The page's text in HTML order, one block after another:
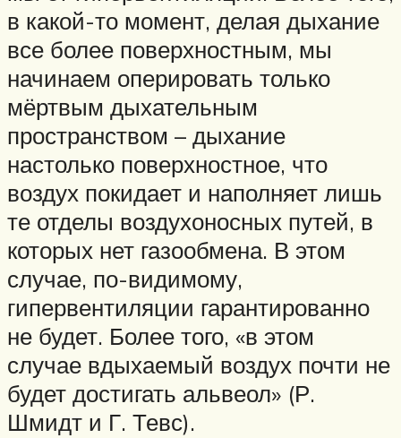
в какой-то момент, делая дыхание
все более поверхностным, мы
начинаем оперировать только
мёртвым дыхательным
пространством – дыхание
настолько поверхностное, что
воздух покидает и наполняет лишь
те отделы воздухоносных путей, в
которых нет газообмена. В этом
случае, по-видимому,
гипервентиляции гарантированно
не будет. Более того, «в этом
случае вдыхаемый воздух почти не
будет достигать альвеол» (Р.
Шмидт и Г. Тевс).